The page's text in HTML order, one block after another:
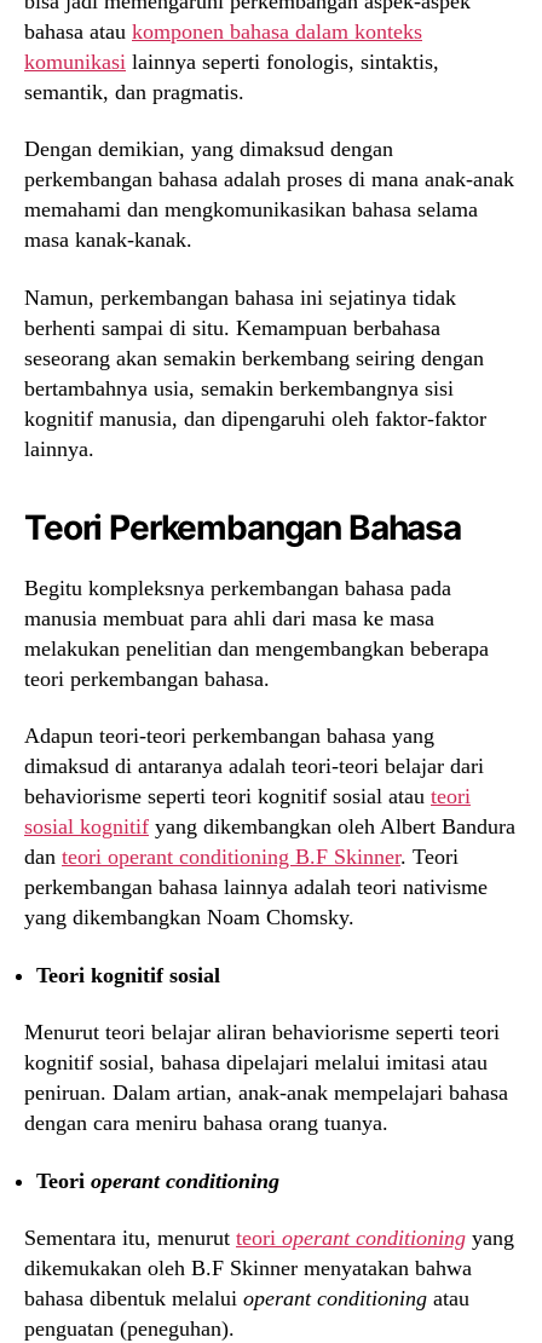
bahasa atau komponen bahasa dalam konteks
komunikasi lainnya seperti fonologis, sintaktis,
semantik, dan pragmatis.
Dengan demikian, yang dimaksud dengan
perkembangan bahasa adalah proses di mana anak-anak
memahami dan mengkomunikasikan bahasa selama
masa kanak-kanak.
Namun, perkembangan bahasa ini sejatinya tidak
berhenti sampai di situ. Kemampuan berbahasa
seseorang akan semakin berkembang seiring dengan
bertambahnya usia, semakin berkembangnya sisi
kognitif manusia, dan dipengaruhi oleh faktor-faktor
lainnya.
Teori Perkembangan Bahasa
Begitu kompleksnya perkembangan bahasa pada
manusia membuat para ahli dari masa ke masa
melakukan penelitian dan mengembangkan beberapa
teori perkembangan bahasa.
Adapun teori-teori perkembangan bahasa yang
dimaksud di antaranya adalah teori-teori belajar dari
behaviorisme seperti teori kognitif sosial atau teori
sosial kognitif yang dikembangkan oleh Albert Bandura
dan teori operant conditioning B.F Skinner. Teori
perkembangan bahasa lainnya adalah teori nativisme
yang dikembangkan Noam Chomsky.
Teori kognitif sosial
Menurut teori belajar aliran behaviorisme seperti teori
kognitif sosial, bahasa dipelajari melalui imitasi atau
peniruan. Dalam artian, anak-anak mempelajari bahasa
dengan cara meniru bahasa orang tuanya.
Teori operant conditioning
Sementara itu, menurut teori operant conditioning yang
dikemukakan oleh B.F Skinner menyatakan bahwa
bahasa dibentuk melalui operant conditioning atau
penguatan (peneguhan).